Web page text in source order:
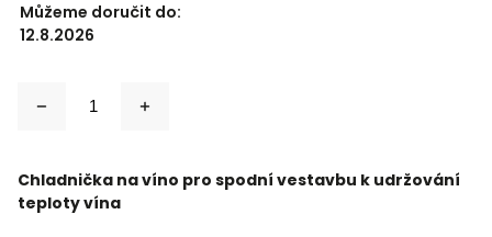
Můžeme doručit do:
12.8.2026
Chladnička na víno pro spodní vestavbu k udržování
teploty vína